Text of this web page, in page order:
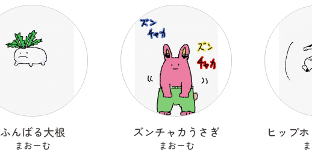
ふんばる大根
まおーむ
ズンチャカうさぎ
まおーむ
ヒップ